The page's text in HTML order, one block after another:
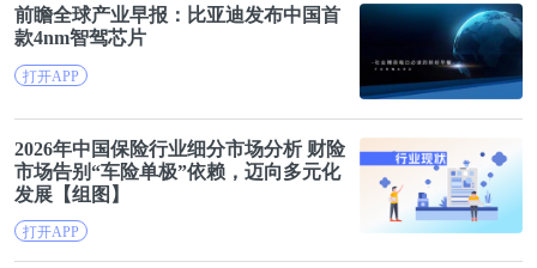
定，价值需要通过品牌化兑现。主流观点认为，供应
链品牌化将是行业大势所趋。
对此，名创优品通过精选超8000 SKU（截至2020年9
月），自主研发设计叠加供应商、第三方设计能力，
确保月度出新600 SKU。
在“优质供应商资源、规模化直采、快速结算、低加
前瞻全球产业早报： 比亚迪发布中国首
款4nm智驾芯片
打开APP
2026年中国保险行业细分市场分析 财险
市场告别“车险单极”依赖，迈向多元化
发展【组图】
打开APP